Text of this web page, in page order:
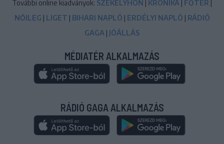
További online kiadványok: SZÉKELYHON | KRÓNIKA | FŐTÉR |
NŐILEG | LIGET | BIHARI NAPLÓ | ERDÉLYI NAPLÓ | RÁDIÓ
GAGA | JÓÁLLÁS
MÉDIATÉR ALKALMAZÁS
RÁDIÓ GAGA ALKALMAZÁS